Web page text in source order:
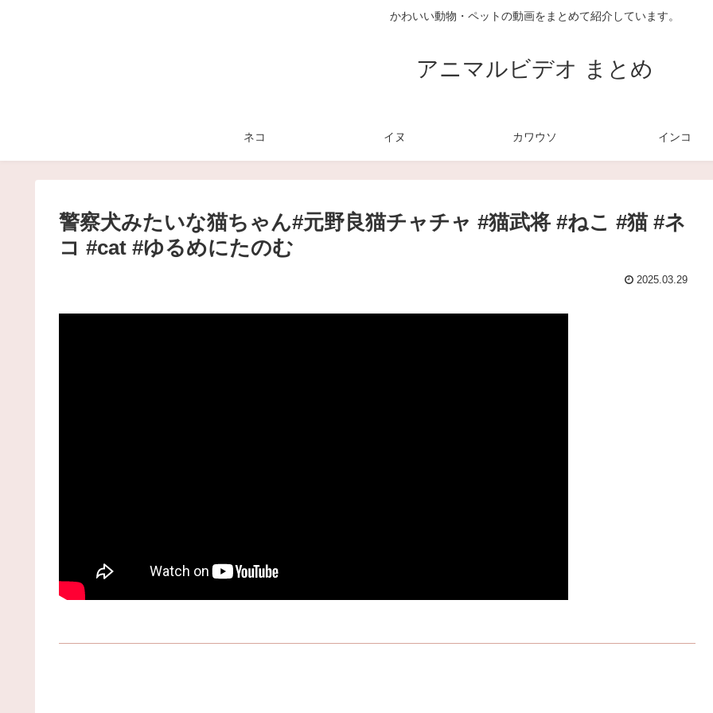
かわいい動物・ペットの動画をまとめて紹介しています。
アニマルビデオ まとめ
ネコ イヌ カワウソ インコ
警察犬みたいな猫ちゃん#元野良猫チャチャ #猫武将 #ねこ #猫 #ネ
コ #cat #ゆるめにたのむ
2025.03.29